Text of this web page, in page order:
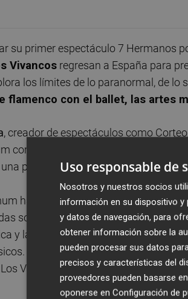
su primer espectáculo 7 Hermanos
Vivancos regresan a España para
los límites de lo paranormal, de lo
flamenco con el ballet, las artes
, creador de espectáculos como
como Asesor Artístico, junto a Julie
primera colaboración con el fin de
ha sido compuesta porFernando
sonoras como la de El Orfanato,
y la música de cine, en una
Aeternum es un espectáculo de
Vivancos.
Uso responsable de
Nosotros y nuestros socios
información en su dispositivo y
y datos de navegación, para
obtener información sobre la
pueden procesar sus datos
precisos y características del
proveedores pueden basarse
oponerse en Configuración de